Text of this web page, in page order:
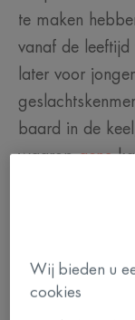
te maken
vanaf de
later voor
baard in de
waaropacne
die volkomen
Wij bieden u
cookies